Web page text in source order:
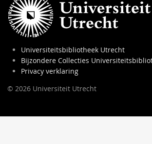
Universiteitsbibliotheek Utrecht
Bijzondere Collecties
Privacy verklaring
© 2026 Universiteit Utrecht